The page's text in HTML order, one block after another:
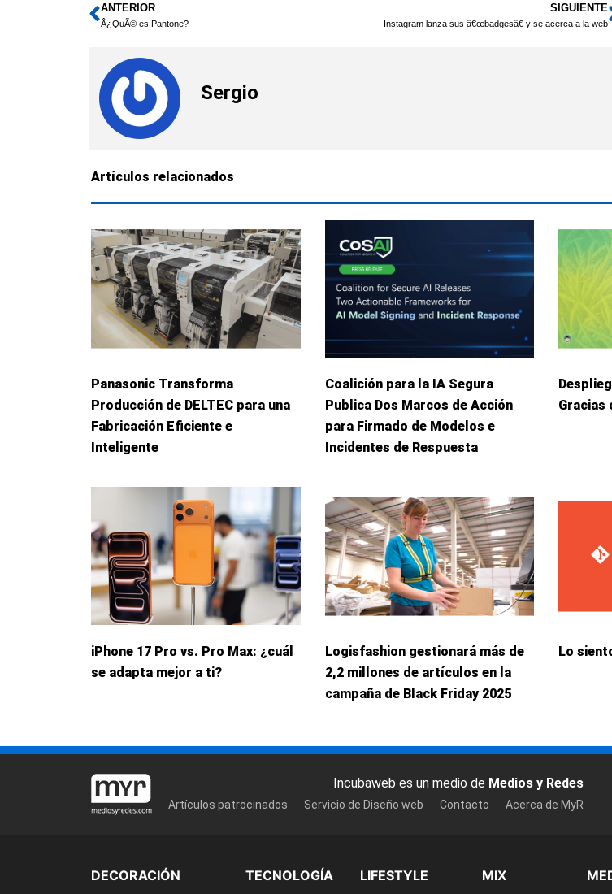
Ant
ANTERIOR
Â¿QuÃ© es Pantone?
SIGUIENTE
Instagram lanza sus â€œbadgesâ€ y se acerca a la web
Sergio
Artículos relacionados
Panasonic Transforma
Producción de DELTEC para una
Fabricación Eficiente e
Inteligente
Coalición para la IA Segura
Publica Dos Marcos de Acción
para Firmado de Modelos e
Incidentes de Respuesta
Gracias
iPhone 17 Pro vs. Pro Max: ¿cuál
se adapta mejor a ti?
Logisfashion gestionará más de
2,2 millones de artículos en la
campaña de Black Friday 2025
Lo
Incubaweb es un medio de Medios y Redes
Artículos patrocinados Servicio de Diseño web Contacto Acerca de MyR
DECORACIÓN TECNOLOGÍA LIFESTYLE MIX